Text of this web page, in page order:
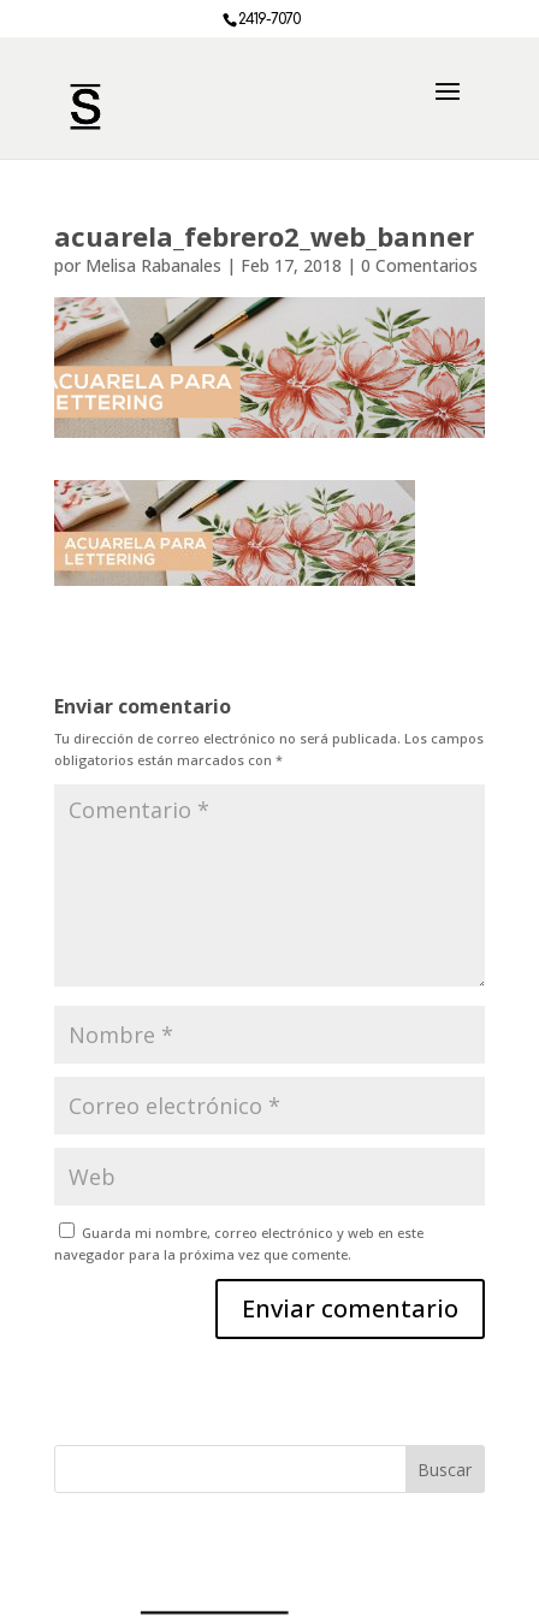
2419-7070
acuarela_febrero2_web_banner
por Melisa Rabanales | Feb 17, 2018 | 0 Comentarios
Enviar comentario
Tu dirección de correo electrónico no será publicada. Los campos
obligatorios están marcados con *
Guarda mi nombre, correo electrónico y web en este
navegador para la próxima vez que comente.